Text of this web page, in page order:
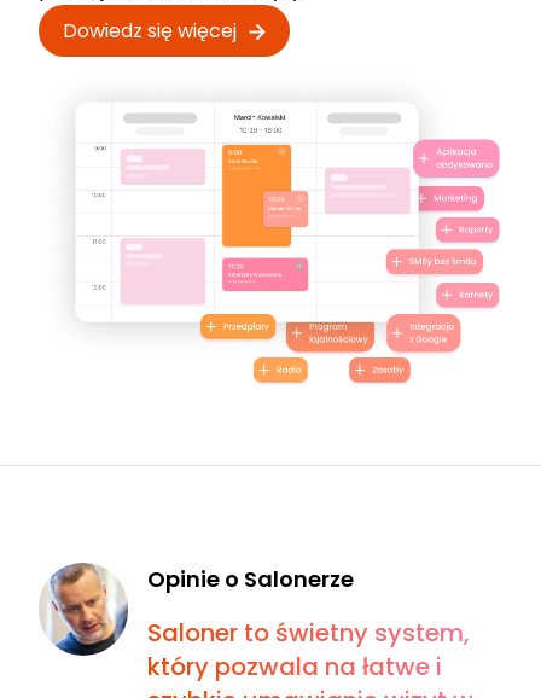
Dowiedz się więcej
Opinie o Salonerze
Saloner to świetny system,
który pozwala na łatwe i